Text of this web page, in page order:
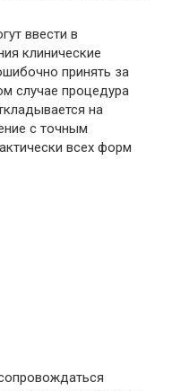
ввести в
клинические
принять за
случае процедура
на
с точным
всех форм